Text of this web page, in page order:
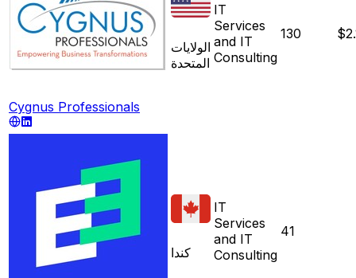
Cygnus Professionals
الولايات
المتحدة
IT
Services
and IT
Consulting
130
كندا
IT
Services
and IT
Consulting
41